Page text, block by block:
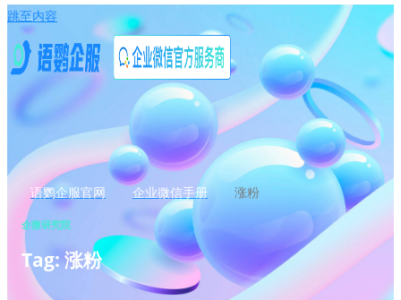
跳至内容
语鹦企服官网 企业微信手册 涨粉
企微研究院
Tag: 涨粉